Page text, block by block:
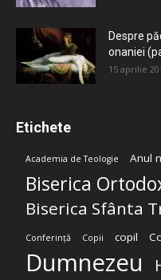
Despre
onaniei
15 aprilie
Etichete
Academia de Teologie Anul
Biserica
Biserica Sfânta
Conferință Copii copil
Dumnezeu